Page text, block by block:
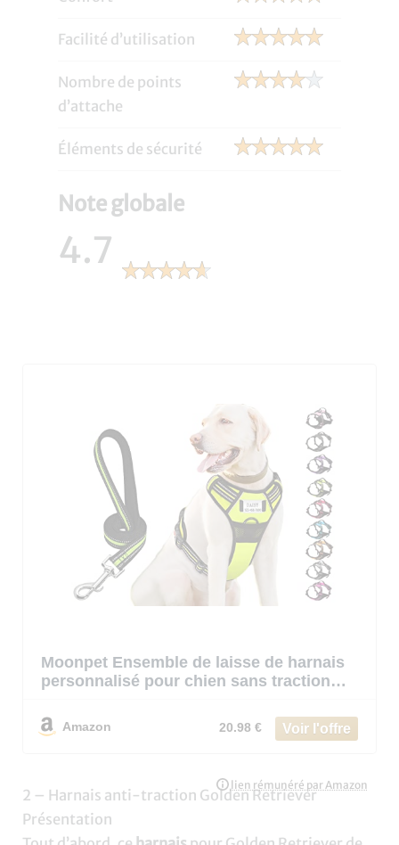
Facilité d’utilisation
Nombre de points
d’attache
Éléments de sécurité
Note globale
4.7
Moonpet Ensemble de laisse de harnais
personnalisé pour chien sans traction
de gilet personnalisé résistant pour éviter
les tractions, l’éto
Amazon 20.98 €
2 – Harnais anti-traction Golden Retriever
Présentation